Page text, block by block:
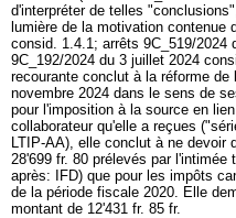
d'interpréter de telles
lumière de la motivation contenue
consid. 1.4.1; arrêts 9C_519/2024
9C_192/2024 du 3 juillet 2024
recourante conclut à la réforme
novembre 2024 dans le sens de
pour l'imposition à la source en
collaborateur qu'elle a reçues
LTIP-AA), elle conclut à ne devoir
28'699 fr. 80 prélevés par
après: IFD) que pour les impôts
de la période fiscale 2020. Elle
montant de 12'431 fr. 85 fr.